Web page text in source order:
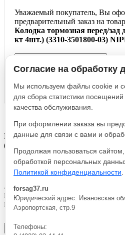
Уважаемый покупатель, Вы
предварительный заказ на
Колодка тормозная перед/зад
кт 4шт.) (3310-3501800-03)
Заказать
Колодка тормозная перед/зад для
(3310-3501800-03) NIPPON
Артикул
Реквизиты
Производитель
Согласие на обработку
Мы используем файлы cookie и
для сбора статистики
качества обслуживания.
При оформлении заказа вы
данные для связи с вами и
Продолжая пользоваться
обработкой персональных
Политикой конфиденциальности
forsag37.ru
Юридический адрес: Ивановская
Аэропортская, стр.9
Телефоны: